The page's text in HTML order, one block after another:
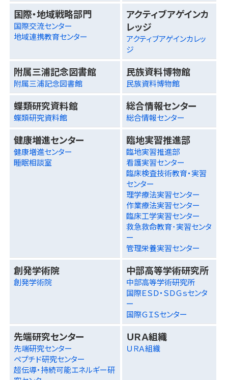
国際・地域戦略部門
国際交流センター
地域連携教育センター
アクティブアゲインカ
レッジ
アクティブアゲインカレッ
ジ
附属三浦記念図書館
附属三浦記念図書館
民族資料博物館
民族資料博物館
蝶類研究資料館
蝶類研究資料館
総合情報センター
総合情報センター
健康増進センター
健康増進センター
睡眠相談室
臨地実習推進部
臨地実習推進部
看護実習センター
臨床検査技術教育・実習
センター
理学療法実習センター
作業療法実習センター
臨床工学実習センター
救急救命教育･実習センタ
ー
管理栄養実習センター
創発学術院
創発学術院
中部高等学術研究所
中部高等学術研究所
国際ＥＳＤ・ＳＤＧｓセンタ
ー
国際ＧＩＳセンター
先端研究センター
先端研究センター
ペプチド研究センター
超伝導・持続可能エネルギー研
ＵＲＡ組織
ＵＲＡ組織